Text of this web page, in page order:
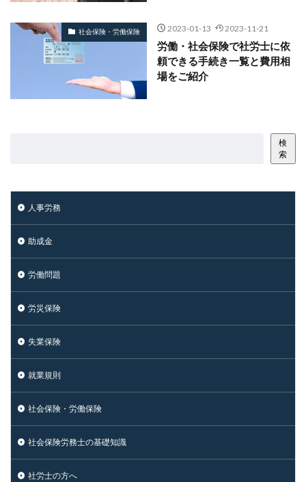
社会保険・労働保険 2023-01-13 2023-11-21
労働・社会保険で社労士に依
頼できる手続き一覧と費用相
場をご紹介
検
索
人事労務
助成金
労働問題
労災保険
失業保険
就業規則
社会保険・労働保険
社会保険労務士の基礎知識
社労士の方へ